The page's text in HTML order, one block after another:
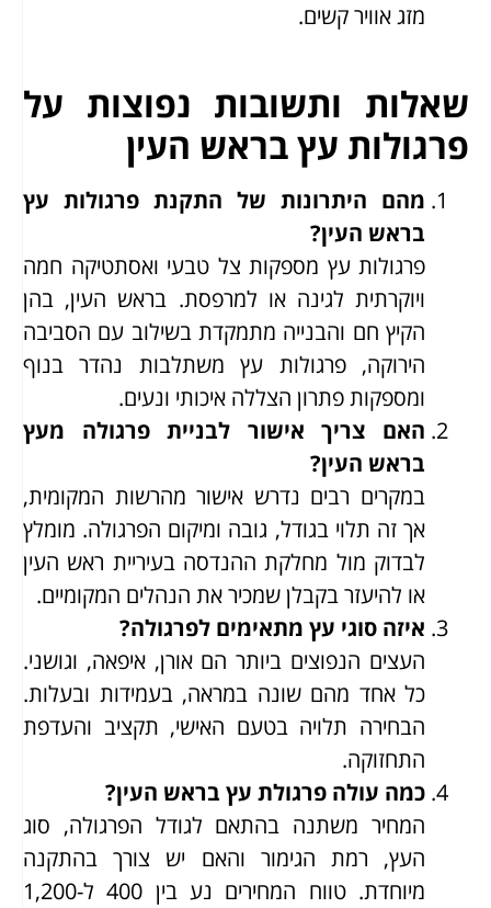
מזג אוויר קשים.
שאלות ותשובות נפוצות על
פרגולות עץ בראש העין
מהם היתרונות של התקנת פרגולות עץ
בראש העין?
פרגולות עץ מספקות צל טבעי ואסתטיקה חמה
ויוקרתית לגינה או למרפסת. בראש העין, בהן
הקיץ חם והבנייה מתמקדת בשילוב עם הסביבה
הירוקה, פרגולות עץ משתלבות נהדר בנוף
ומספקות פתרון הצללה איכותי ונעים.
האם צריך אישור לבניית פרגולה מעץ
בראש העין?
במקרים רבים נדרש אישור מהרשות המקומית,
אך זה תלוי בגודל, גובה ומיקום הפרגולה. מומלץ
לבדוק מול מחלקת ההנדסה בעיריית ראש העין
או להיעזר בקבלן שמכיר את הנהלים המקומיים.
איזה סוגי עץ מתאימים לפרגולה?
העצים הנפוצים ביותר הם אורן, איפאה, וגושני.
כל אחד מהם שונה במראה, בעמידות ובעלות.
הבחירה תלויה בטעם האישי, תקציב והעדפת
התחזוקה.
כמה עולה פרגולת עץ בראש העין?
המחיר משתנה בהתאם לגודל הפרגולה, סוג
העץ, רמת הגימור והאם יש צורך בהתקנה
מיוחדת. טווח המחירים נע בין 400 ל-1,200